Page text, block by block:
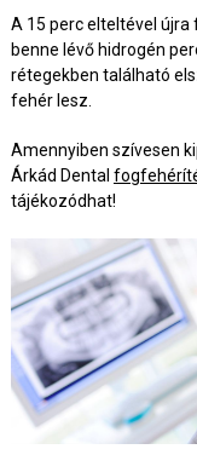
A 15 perc elteltével
benne lévő hidrogén
rétegekben található
fehér lesz.
Amennyiben szívesen
Árkád Dental
tájékozódhat!